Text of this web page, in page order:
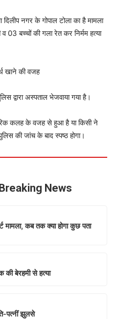
नगर के गोपाल टोला का है मामला
03 बच्चों की गला रेत कर निर्मम हत्या
खाने की वजह
द्वारा अस्पताल भेजवाया गया है।
कलह के वजह से हुआ है या किसी ने
की जांच के बाद स्पष्ठ होगा।
News
मामला, कब तक क्या होगा कुछ पता
की बेरहमी से हत्या
पत्नीं झुलसे